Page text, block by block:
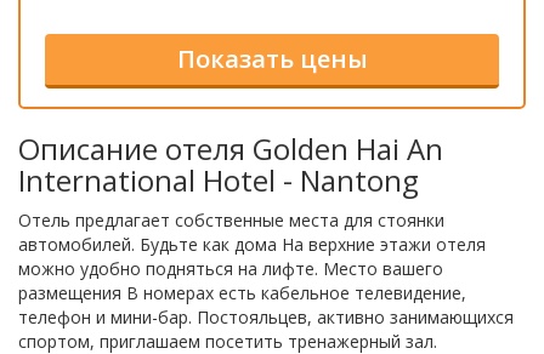
Описание отеля Golden Hai An
International Hotel - Nantong
Отель предлагает собственные места для стоянки
автомобилей. Будьте как дома На верхние этажи отеля
можно удобно подняться на лифте. Место вашего
размещения В номерах есть кабельное телевидение,
телефон и мини-бар. Постояльцев, активно занимающихся
спортом, приглашаем посетить тренажерный зал.